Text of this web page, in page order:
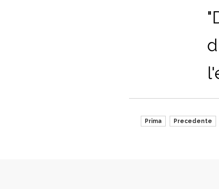
Prima Precedente